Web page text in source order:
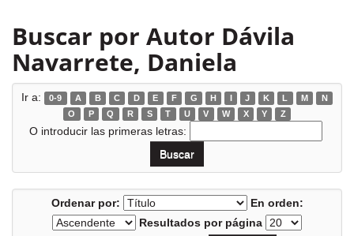
Buscar por Autor Dávila
Navarrete, Daniela
Ir a: 0-9 A B C D E F G H I J K L M
N
O
P Q R S T U V W X Y Z
O introducir las primeras letras:
Ordenar por:
En orden:
Resultados por página